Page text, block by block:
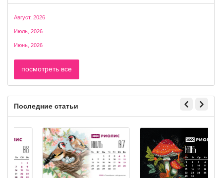
Август, 2026
Июль, 2026
Июнь, 2026
посмотреть все
Последние статьи